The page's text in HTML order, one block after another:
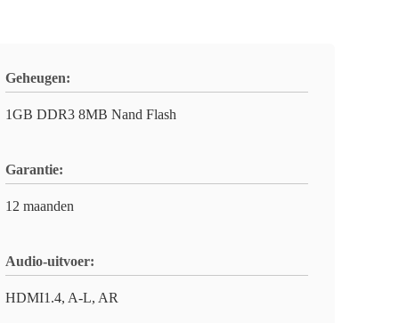
Geheugen:
1GB DDR3 8MB Nand Flash
Garantie:
12 maanden
Audio-uitvoer:
HDMI1.4, A-L, AR